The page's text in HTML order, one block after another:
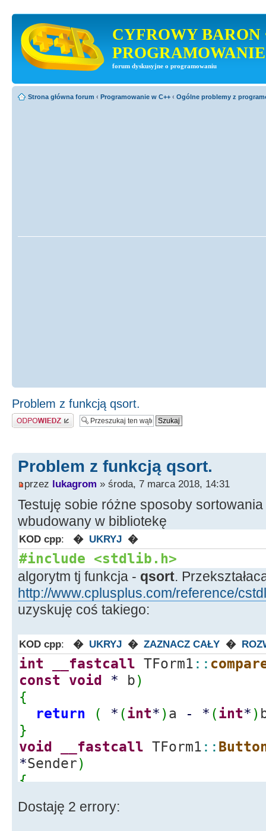
CYFROWY BARON
PROGRAMOWANIE
forum dyskusyjne o programowaniu
Strona główna forum ‹ Programowanie w C++ ‹ Ogólne problemy z
Problem z funkcją qsort.
Odpowiedz
Problem z funkcją qsort.
przez lukagrom » środa, 7 marca 2018, 14:31
Testuję sobie różne sposoby
wbudowany w bibliotekę
KOD cpp: � UKRYJ �
#include <stdlib.h>
algorytm tj funkcja - qsort.
http://www.cplusplus.com/reference/
uzyskuję coś takiego:
KOD cpp: � UKRYJ � ZAZNACZ CAŁY �
int __fastcall TForm1 ::
const
void * b)
{
return
( * (int* ) a - * (int* )
}
void
__fastcall TForm1 ::
*Sender)
{
};
Dostaję 2 errory: